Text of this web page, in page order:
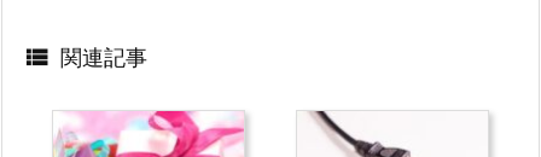
 関連記事